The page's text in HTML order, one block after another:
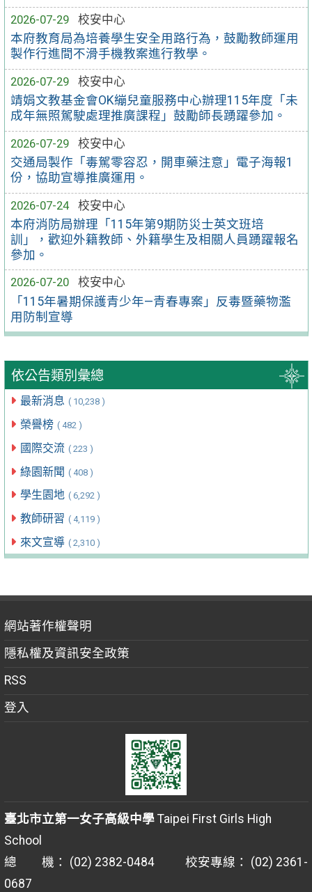
2026-07-29
校安中心
本府教育局為培養學生安全用路行為，鼓勵教師運用
製作行進間不滑手機教案進行教學。
2026-07-29
校安中心
靖娟文教基金會OK繃兒童服務中心辦理115年度「未
成年無照駕駛處理推廣課程」鼓勵師長踴躍參加。
2026-07-29
校安中心
交通局製作「毒駕零容忍，開車藥注意」電子海報1
份，協助宣導推廣運用。
2026-07-24
校安中心
本府消防局辦理「115年第9期防災士英文班培
訓」，歡迎外籍教師、外籍學生及相關人員踴躍報名
參加。
2026-07-20
校安中心
「115年暑期保護青少年—青春專案」反毒暨藥物濫
用防制宣導
依公告類別彙總
最新消息 ( 10,238 )
榮譽榜 ( 482 )
國際交流 ( 223 )
綠園新聞 ( 408 )
學生園地 ( 6,292 )
教師研習 ( 4,119 )
來文宣導 ( 2,310 )
網站著作權聲明
隱私權及資訊安全政策
RSS
登入
臺北市立第一女子高級中學Taipei First Girls High
School
總 機： (02) 2382-0484 校安專線： (02) 2361-
0687